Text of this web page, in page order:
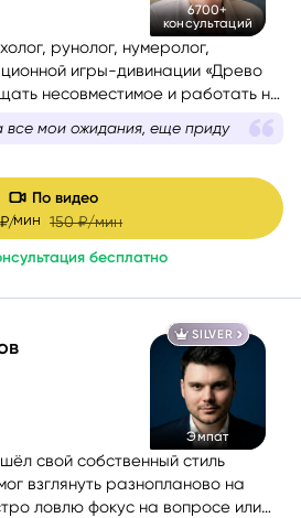
6700+
консультаций
рунолог, нумеролог,
игры-дивинации «Древо
несовместимое и работать на
свои истинные желания и
проблемных ситуаций и
решения. Работаю с такими
все мои ожидания, еще приду
По видео
₽/мин150 ₽/мин
бесплатно
SILVER
Эмпат
свой собственный стиль
взглянуть разнопланово на
ловлю фокус на вопросе или